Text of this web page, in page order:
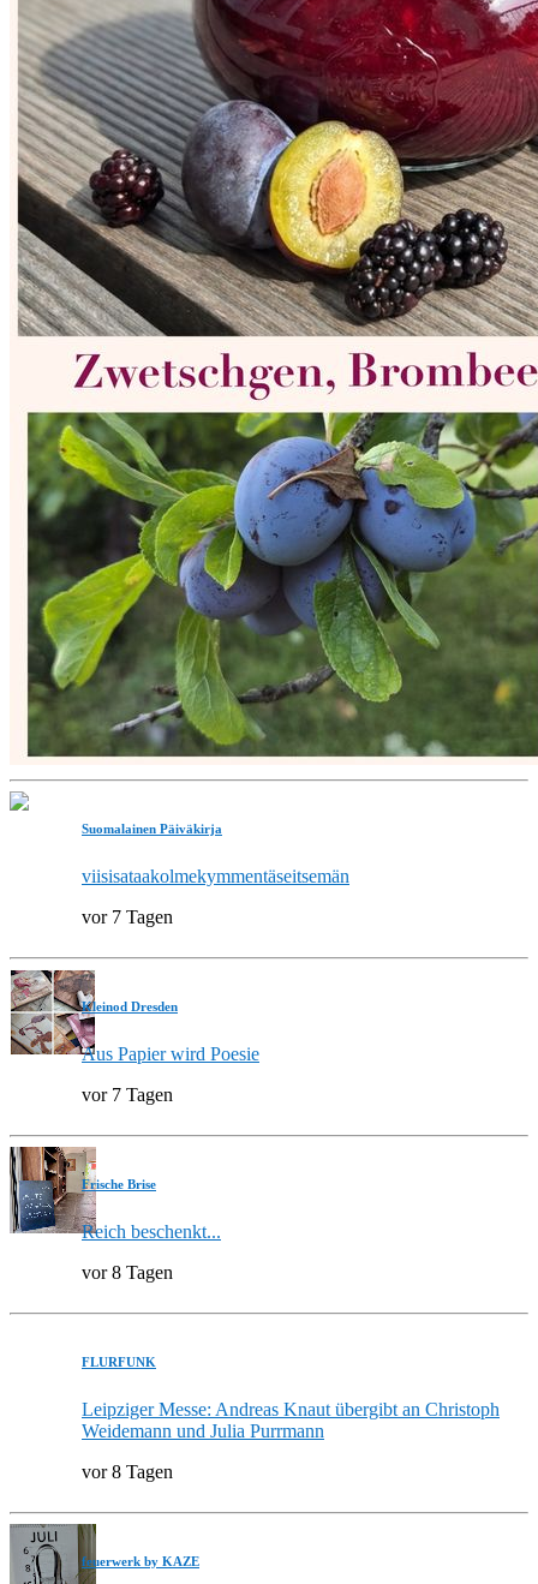
Suomalainen Päiväkirja
viisisataakolmekymmentäseitsemän
vor 7 Tagen
Kleinod Dresden
Aus Papier wird Poesie
vor 7 Tagen
Frische Brise
Reich beschenkt...
vor 8 Tagen
FLURFUNK
Leipziger Messe: Andreas Knaut übergibt an Christoph
Weidemann und Julia Purrmann
vor 8 Tagen
feuerwerk by KAZE